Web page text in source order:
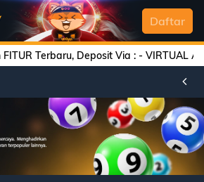
Daftar
Terbaru, Deposit Via : - VIRTUAL